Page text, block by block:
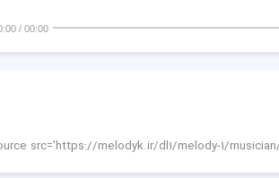
همان زیبایِ دوران را
00:00
/